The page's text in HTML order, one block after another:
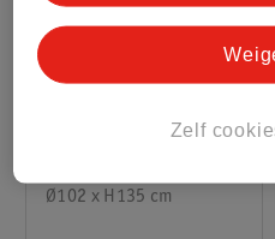
Bestway Workout
"Aerobounce"
Ø102 x H135 cm
Zelf